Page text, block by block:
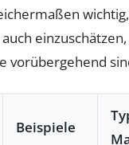
vorübergehend
Beispiele